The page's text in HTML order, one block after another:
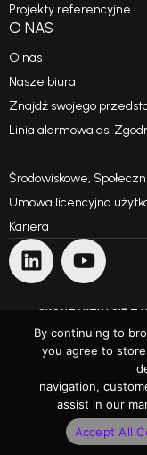
Projekty referencyjne
O NAS
O nas
Nasze biura
Znajdź swojego
Linia alarmowa ds.
Środowiskowe,
Umowa licencyjna
Kariera
SKONTAKTUJ SIĘ Z
WARUNKI
Prawa autorskie © 1991 -
By continuing to
you agree to
navigation,
assist in our
Accept All